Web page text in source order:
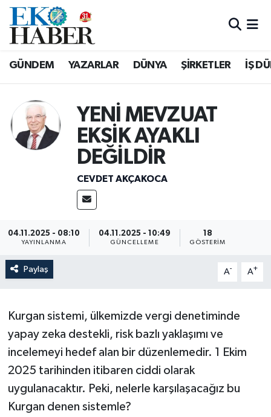
GÜNDEM YAZARLAR DÜNYA ŞİRKETLER İŞ
YENİ MEVZUAT
EKSİK AYAKLI
DEĞİLDİR
CEVDET AKÇAKOCA
04.11.2025 - 08:10
YAYINLANMA
04.11.2025 - 10:49
GÜNCELLEME
18
GÖSTERIM
Paylaş A- A+
Kurgan sistemi, ülkemizde vergi denetiminde
yapay zeka destekli, risk bazlı yaklaşımı ve
incelemeyi hedef alan bir düzenlemedir. 1 Ekim
2025 tarihinden itibaren ciddi olarak
uygulanacaktır. Peki, nelerle karşılaşacağız bu
Kurgan denen sistemle?
Hava Durumu
Süper Lig Puan Durumu ve Fikstür
Tüm Manşetler
Haber Arşivi